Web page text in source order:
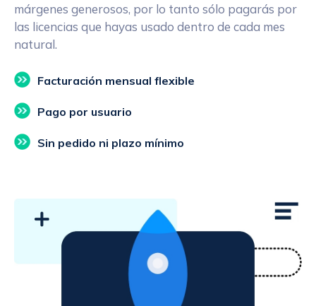
márgenes generosos, por lo tanto sólo pagarás por
las licencias que hayas usado dentro de cada mes
natural.
Facturación mensual flexible
Pago por usuario
Sin pedido ni plazo mínimo